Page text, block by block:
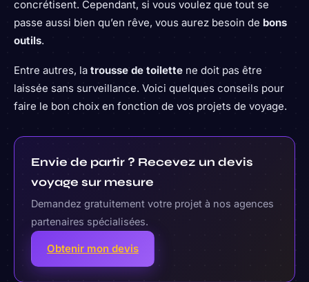
concrétisent. Cependant, si vous voulez que tout se
passe aussi bien qu’en rêve, vous aurez besoin de bons
outils.
Entre autres, la trousse de toilette ne doit pas être
laissée sans surveillance. Voici quelques conseils pour
faire le bon choix en fonction de vos projets de voyage.
Envie de partir ? Recevez un devis
voyage sur mesure
Demandez gratuitement votre projet à nos agences
partenaires spécialisées.
Obtenir mon devis